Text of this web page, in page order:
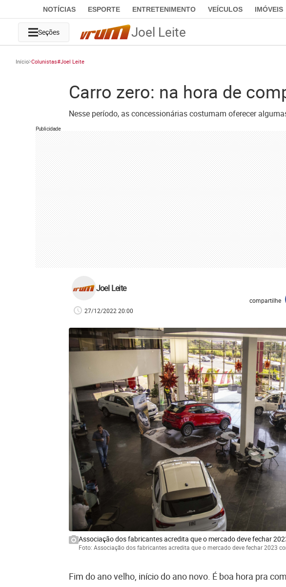
NOTÍCIAS ESPORTE ENTRETENIMENTO VEÍCULOS IMÓVEIS
Seções Joel Leite
Início Colunistas#Joel Leite
Carro zero: na hora de
Nesse período, as concessionárias costumam oferecer
Publicidade
Joel Leite
27/12/2022 20:00
compartilhe
Associação dos fabricantes acredita que o mercado deve fechar
Foto: Associação dos fabricantes acredita que o mercado deve fechar 2023
Fim do ano velho, início do ano novo. É boa hora pra